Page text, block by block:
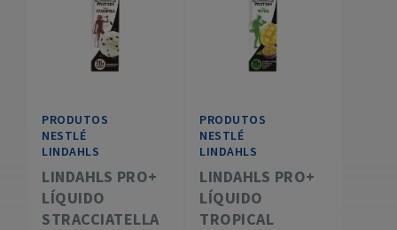
PRODUTOS
NESTLÉ
LINDAHLS
LINDAHLS PRO+
LÍQUIDO
STRACCIATELLA
PRODUTOS
NESTLÉ
LINDAHLS
LINDAHLS PRO+
LÍQUIDO
TROPICAL